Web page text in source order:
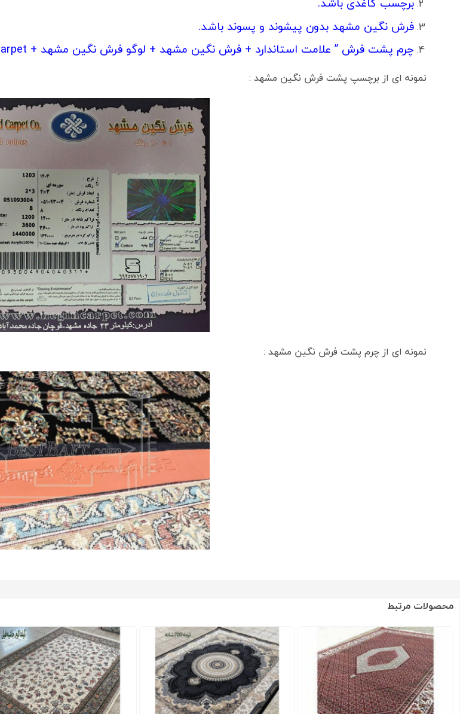
فرش نگین مشهد بدون پیشوند و پسوند باشد.
چرم پشت فرش ” علامت استاندارد + فرش نگین مشهد + لوگو فرش نگین مشهد + Negin Carpet ” حکاکی شده باشد.
نمونه ای از برچسپ پشت فرش نگین مشهد :
نمونه ای از چرم پشت فرش نگین مشهد :
محصولات مرتبط